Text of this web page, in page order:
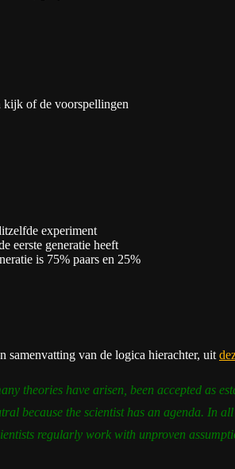
kijk of de voorspellingen
experiment
eerste generatie heeft
is 75% paars en 25%
samenvatting van de logica hierachter, uit
theories have arisen, been accepted as
because the scientist has an agenda. In
regularly work with unproven